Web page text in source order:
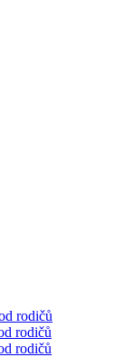
rodičů
rodičů
rodičů